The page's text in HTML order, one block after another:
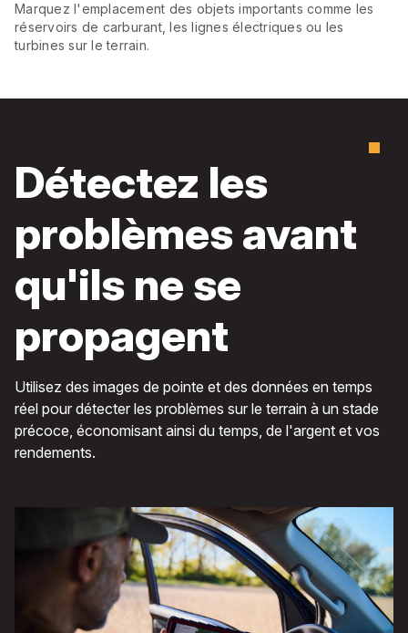
Marquez l'emplacement des objets importants comme les
réservoirs de carburant, les lignes électriques ou les
turbines sur le terrain.
Détectez les
problèmes avant
qu'ils ne se
propagent
Utilisez des images de pointe et des données en temps
réel pour détecter les problèmes sur le terrain à un stade
précoce, économisant ainsi du temps, de l'argent et vos
rendements.